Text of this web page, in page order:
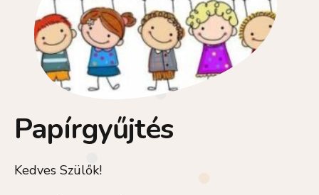
Papírgyűjtés
Kedves Szülők!